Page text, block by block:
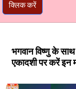
क्लिक करें
भगवान विष्णु के साथ
एकादशी पर करें इन